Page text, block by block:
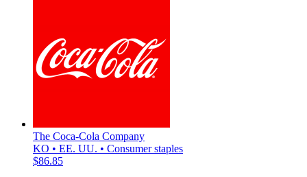
The Coca-Cola Company
KO • EE. UU. • Consumer staples
$86.85